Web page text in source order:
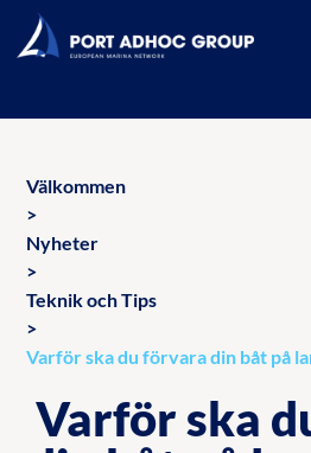
Välkommen
>
Nyheter
>
Teknik och Tips
>
Varför ska du förvara din båt på
Varför ska